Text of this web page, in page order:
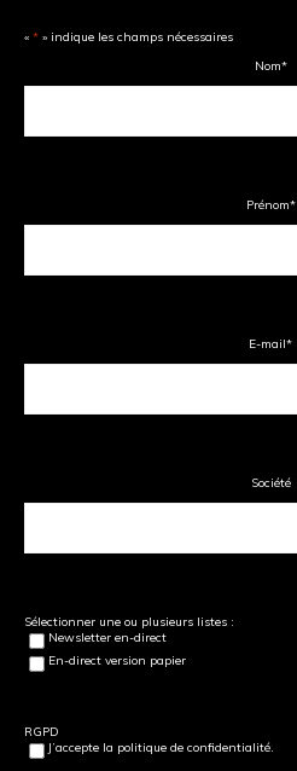
« * » indique les champs nécessaires
Nom*
Prénom*
E-mail*
Société
Sélectionner une ou plusieurs listes :
Newsletter en-direct
En-direct version papier
RGPD
J’accepte la politique de confidentialité.